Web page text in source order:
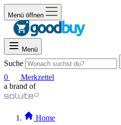
Menü öffnen
Menü
Suche
0
Merkzettel
a brand of
Home